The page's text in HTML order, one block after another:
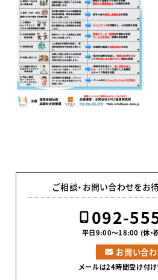
ご相談・お問い合わせをお待
092-
平日9:00〜18:00 (休・
お問い合
メールは24時間受け付け